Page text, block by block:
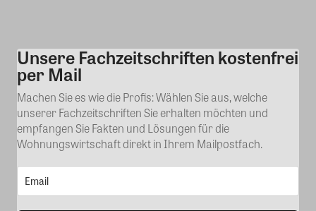
Kommentar
Unsere Fachzeitschriften kostenfrei
per Mail
Machen Sie es wie die Profis: Wählen Sie aus, welche
unserer Fachzeitschriften Sie erhalten möchten und
empfangen Sie Fakten und Lösungen für die
Wohnungswirtschaft direkt in Ihrem Mailpostfach.